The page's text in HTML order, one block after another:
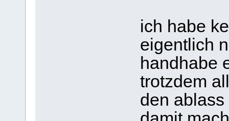
ich habe
eigentlich
handhabe
trotzdem
den